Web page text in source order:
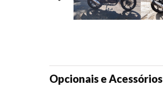
Opcionais e Acessórios